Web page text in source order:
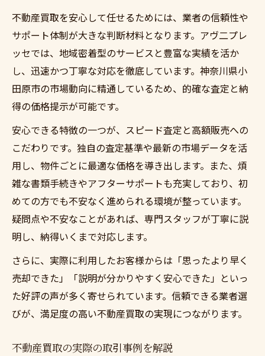
不動産買取を安心して任せるためには、業者の信頼性や
サポート体制が大きな判断材料となります。アヴ二プレ
ッセでは、地域密着型のサービスと豊富な実績を活か
し、迅速かつ丁寧な対応を徹底しています。神奈川県小
田原市の市場動向に精通しているため、的確な査定と納
得の価格提示が可能です。
安心できる特徴の一つが、スピード査定と高額販売への
こだわりです。独自の査定基準や最新の市場データを活
用し、物件ごとに最適な価格を導き出します。また、煩
雑な書類手続きやアフターサポートも充実しており、初
めての方でも不安なく進められる環境が整っています。
疑問点や不安なことがあれば、専門スタッフが丁寧に説
明し、納得いくまで対応します。
さらに、実際に利用したお客様からは「思ったより早く
売却できた」「説明が分かりやすく安心できた」といっ
た好評の声が多く寄せられています。信頼できる業者選
びが、満足度の高い不動産買取の実現につながります。
不動産買取の実際の取引事例を解説